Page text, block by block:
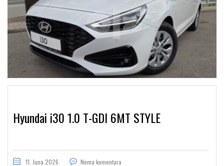
Hyundai i30 1.0 T-GDI 6MT STYLE
11. Juna 2026. Nema komentara